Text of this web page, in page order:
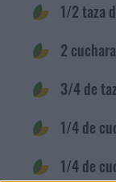
1/2 taza
2
3/4 de
1/4 de
1/4 de